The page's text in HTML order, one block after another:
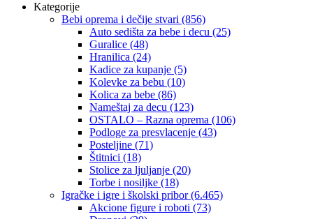
Kategorije
Bebi oprema i dečije stvari (856)
Auto sedišta za bebe i decu (25)
Guralice (48)
Hranilica (24)
Kadice za kupanje (5)
Kolevke za bebu (10)
Kolica za bebe (86)
Nameštaj za decu (123)
OSTALO – Razna oprema (106)
Podloge za presvlacenje (43)
Posteljine (71)
Štitnici (18)
Stolice za ljuljanje (20)
Torbe i nosiljke (18)
Igračke i igre i školski pribor(6.465)
Akcione figure i roboti (73)